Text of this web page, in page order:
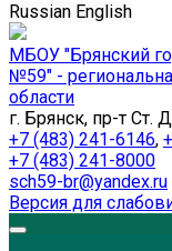
Russian English
МБОУ "Брянский
№59" -
области
г. Брянск, пр-т Ст.
+7 (483) 241-6146,
+7 (483) 241-8000
sch59-br@yandex.ru
Версия для